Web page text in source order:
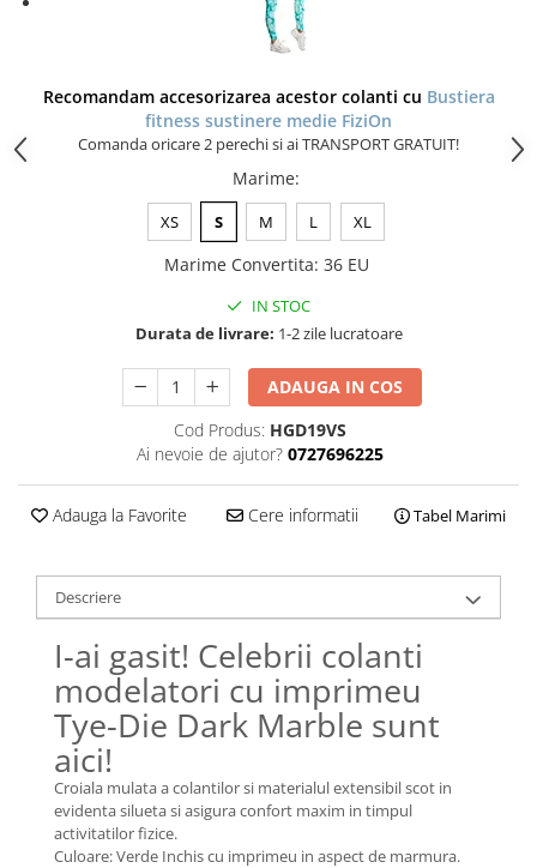
Recomandam accesorizarea acestor colanti cu Bustiera
fitness sustinere medie FiziOn
Comanda oricare 2 perechi si ai TRANSPORT GRATUIT!
Marime:
XS S M L XL
Marime Convertita: 36 EU
IN STOC
Durata de livrare: 1-2 zile lucratoare
ADAUGA IN COS
Cod Produs: HGD19VS
Ai nevoie de ajutor? 0727696225
Adauga la Favorite Cere informatii Tabel Marimi
Descriere
I-ai gasit! Celebrii colanti
modelatori cu imprimeu
Tye-Die Dark Marble sunt
aici!
Croiala mulata a colantilor si materialul extensibil scot in
evidenta silueta si asigura confort maxim in timpul
activitatilor fizice.
Culoare: Verde Inchis cu imprimeu in aspect de marmura.